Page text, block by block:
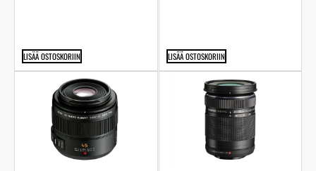
LISÄÄ OSTOSKORIIN LISÄÄ OSTOSKORIIN